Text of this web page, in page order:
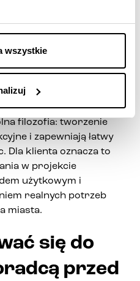
wszystkie
życia.
dla osób, które zwracają
inwestycji i miejski
o27 Opolska
połączenie
filozofia:tworzenie
i zapewniają łatwy
. Dla klienta oznacza to
w projekcie
użytkowym i
realnych potrzeb
miasta.
się do
przed